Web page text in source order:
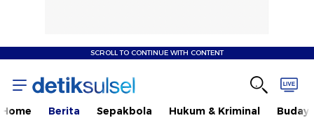
SCROLL TO CONTINUE WITH CONTENT
Home Berita Sepakbola Hukum & Kriminal